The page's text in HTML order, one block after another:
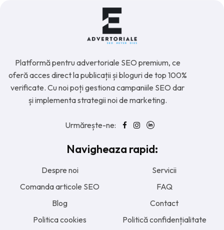
Platformă pentru advertoriale SEO premium, ce
oferă acces direct la publicații și bloguri de top 100%
verificate. Cu noi poți gestiona campaniile SEO dar
și implementa strategii noi de marketing.
Urmărește-ne:
Navigheaza rapid:
Despre noi
Servicii
Comanda articole SEO
FAQ
Blog
Contact
Politica cookies
Politică confidențialitate